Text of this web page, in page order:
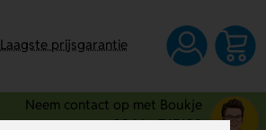
Laagste prijsgarantie
Neem contact op met Boukje
0344 - 745109